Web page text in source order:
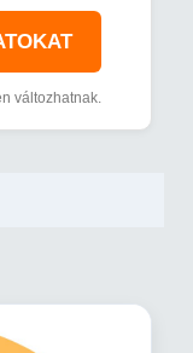
változhatnak.